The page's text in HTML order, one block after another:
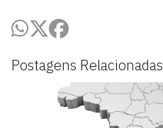
Postagens Relacionadas